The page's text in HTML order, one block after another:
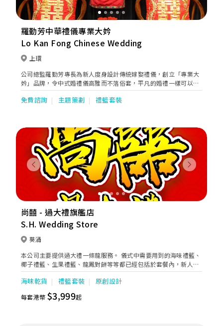
羅勤芳中華禮儀專業大妗
Lo Kan Fong Chinese Wedding
上環
公司總監羅勤芳專長為新人度身設計傳統嫁娶禮儀，創立「專業大
妗」品牌，令中式婚禮儀高雅而不落俗套，平凡的婚禮一樣可以變
得精彩，禮儀若以正牌專業大妗去主持，足使大喜日子特別美滿吉
祥。
免費諮詢 主題策劃 禮籃套裝
Previous Next
尚囍 - 過大禮旗艦店
S.H. Wedding Store
葵涌
本公司主要提供過大禮一條龍服務。 儀式中需要用到的海味禮籃、
椰子禮籃、生果禮籃、龍鳳對餅等等都已經包括於套餐內，新人只
需要挑選合心水的套餐便可😃 另外凡購買我們的過大禮套餐的新
人，更會送上尚囍 - 過大禮天書乙本，再加上線上客服支援，可以
幫助客人輕鬆簡單過大禮👍🏻 獎項： 榮獲新婚生活大賞2021 ： 新
人至愛過大禮套裝 榮獲花嫁婚慶大獎2019 ： 婚宴過大禮大獎
海味乾貨 禮籃套裝 原創設計
每套港幣 $3,999起